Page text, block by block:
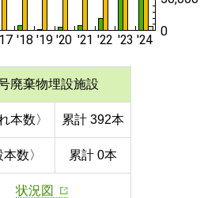
廃棄物埋設施設
本数〉 累計 392本
数〉 累計 0本
状況図